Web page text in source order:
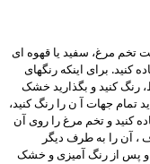
تخم مرغ، سفید یا قهوه ای
کنید. برای اینکه رنگهای
رنگ کنید و بگذارید خشک
جهات آ ن را رنگ کنید،
کنید و تخم مرغ را روی آن
آن را به طرف دیگر
و پس از رنگ آمیزی و خشک